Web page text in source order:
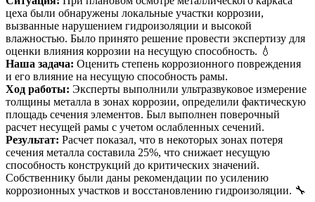
цеха были обнаружены локальные участки коррозии,
вызванные нарушением гидроизоляции и высокой
влажностью. Было принято решение провести экспертизу для
оценки влияния коррозии на несущую способность. 💧
Наша задача: Оценить степень коррозионного повреждения
и его влияние на несущую способность рамы.
Ход работы: Эксперты выполнили ультразвуковое измерение
толщины металла в зонах коррозии, определили фактическую
площадь сечения элементов. Был выполнен поверочный
расчет несущей рамы с учетом ослабленных сечений.
Результат: Расчет показал, что в некоторых зонах потеря
сечения металла составила 25%, что снижает несущую
способность конструкций до критических значений.
Собственнику были даны рекомендации по усилению
коррозионных участков и восстановлению гидроизоляции. 🔧